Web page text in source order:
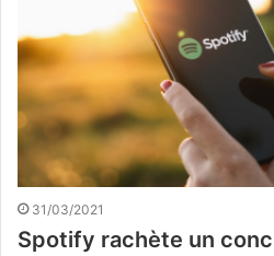
31/03/2021
Spotify rachète un